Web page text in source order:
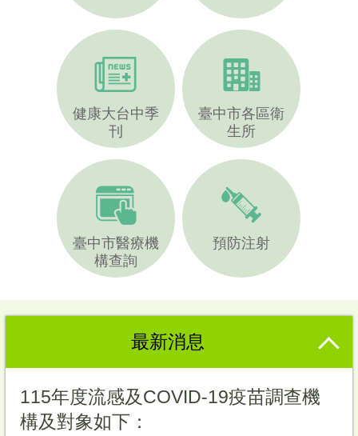
健康大台中季
刊
臺中市各區衛
生所
臺中市醫療機
構查詢
預防注射
最新消息
115年度流感及COVID-19疫苗調查機
構及對象如下：